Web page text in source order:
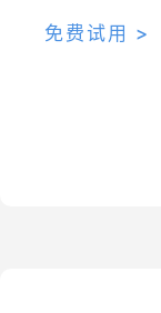
免费试用 >